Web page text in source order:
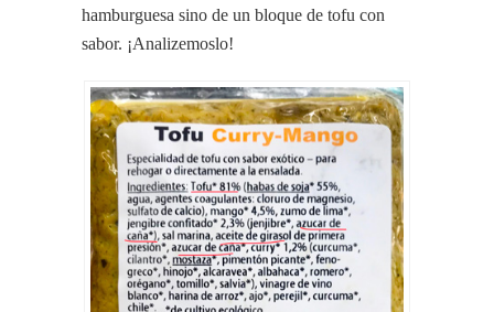
hamburguesa sino de un bloque de tofu con
sabor. ¡Analizemoslo!